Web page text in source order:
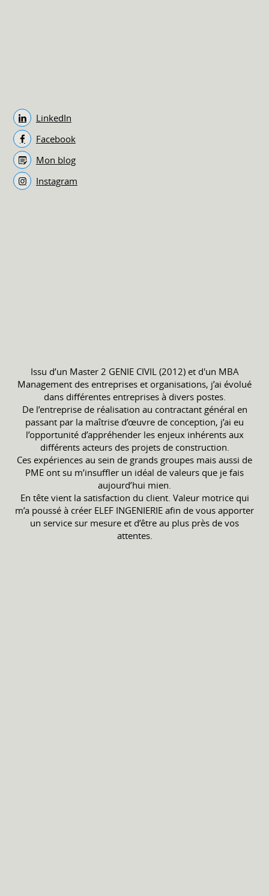
LinkedIn
Facebook
Mon blog
Instagram
Issu d’un Master 2 GENIE CIVIL (2012) et d'un MBA
Management des entreprises et organisations, j’ai évolué
dans différentes entreprises à divers postes.
De l’entreprise de réalisation au contractant général en
passant par la maîtrise d’œuvre de conception, j’ai eu
l’opportunité d’appréhender les enjeux inhérents aux
différents acteurs des projets de construction.
Ces expériences au sein de grands groupes mais aussi de
PME ont su m’insuffler un idéal de valeurs que je fais
aujourd’hui mien.
En tête vient la satisfaction du client. Valeur motrice qui
m’a poussé à créer ELEF INGENIERIE afin de vous apporter
un service sur mesure et d’être au plus près de vos
attentes.